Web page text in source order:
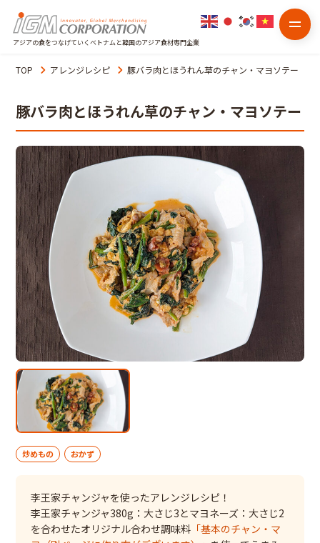
アジアの食をつなげていくベトナムと韓国のアジア食材専門企業
TOP アレンジレシピ 豚バラ肉とほうれん草のチャン・マヨソテー
豚バラ肉とほうれん草のチャン・マヨソテー
炒めもの おかず
李王家チャンジャを使ったアレンジレシピ！
李王家チャンジャ380g：大さじ3とマヨネーズ：大さじ2
を合わせたオリジナル合わせ調味料「基本のチャン・マ